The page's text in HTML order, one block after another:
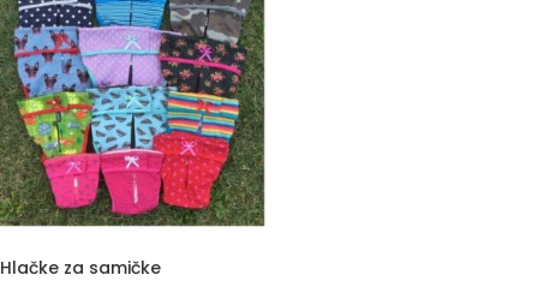
Hlačke za samičke